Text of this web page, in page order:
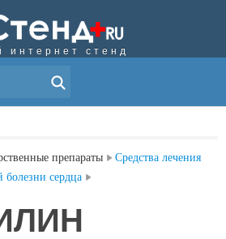
интернет стенд
препараты
Средства лечения
сердца